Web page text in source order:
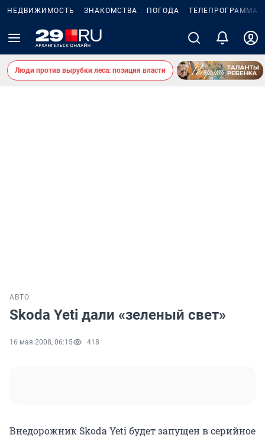
НЕДВИЖИМОСТЬ ЗНАКОМСТВА ПОГОДА ТЕЛЕПРОГРАММА
Люди против вырубки леса: позиция власти
АВТО
Skoda Yeti дали «зеленый свет»
16 мая 2008, 06:15 418
Внедорожник Skoda Yeti будет запущен в серийное